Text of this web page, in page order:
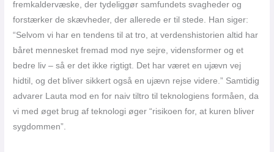
fremkaldervæske, der tydeliggør samfundets svagheder og
forstærker de skævheder, der allerede er til stede. Han siger:
“Selvom vi har en tendens til at tro, at verdenshistorien altid har
båret mennesket fremad mod nye sejre, vidensformer og et
bedre liv – så er det ikke rigtigt. Det har været en ujævn vej
hidtil, og det bliver sikkert også en ujævn rejse videre.” Samtidig
advarer Lauta mod en for naiv tiltro til teknologiens formåen, da
vi med øget brug af teknologi øger “risikoen for, at kuren bliver
sygdommen”.